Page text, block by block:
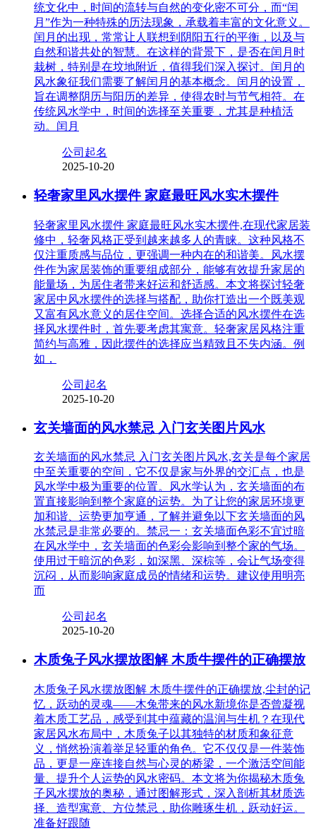
统文化中，时间的流转与自然的变化密不可分，而“闰
月”作为一种特殊的历法现象，承载着丰富的文化意义。
闰月的出现，常常让人联想到阴阳五行的平衡，以及与
自然和谐共处的智慧。在这样的背景下，是否在闰月时
栽树，特别是在坟地附近，值得我们深入探讨。闰月的
风水象征我们需要了解闰月的基本概念。闰月的设置，
旨在调整阴历与阳历的差异，使得农时与节气相符。在
传统风水学中，时间的选择至关重要，尤其是种植活
动。闰月
公司起名
2025-10-20
轻奢家里风水摆件 家庭最旺风水实木摆件
轻奢家里风水摆件 家庭最旺风水实木摆件,在现代家居装
修中，轻奢风格正受到越来越多人的青睐。这种风格不
仅注重质感与品位，更强调一种内在的和谐美。风水摆
件作为家居装饰的重要组成部分，能够有效提升家居的
能量场，为居住者带来好运和舒适感。本文将探讨轻奢
家居中风水摆件的选择与搭配，助你打造出一个既美观
又富有风水意义的居住空间。选择合适的风水摆件在选
择风水摆件时，首先要考虑其寓意。轻奢家居风格注重
简约与高雅，因此摆件的选择应当精致且不失内涵。例
如，
公司起名
2025-10-20
玄关墙面的风水禁忌 入门玄关图片风水
玄关墙面的风水禁忌 入门玄关图片风水,玄关是每个家居
中至关重要的空间，它不仅是家与外界的交汇点，也是
风水学中极为重要的位置。风水学认为，玄关墙面的布
置直接影响到整个家庭的运势。为了让您的家居环境更
加和谐、运势更加亨通，了解并避免以下玄关墙面的风
水禁忌是非常必要的。禁忌一：玄关墙面色彩不宜过暗
在风水学中，玄关墙面的色彩会影响到整个家的气场。
使用过于暗沉的色彩，如深黑、深棕等，会让气场变得
沉闷，从而影响家庭成员的情绪和运势。建议使用明亮
而
公司起名
2025-10-20
木质兔子风水摆放图解 木质牛摆件的正确摆放
木质兔子风水摆放图解 木质牛摆件的正确摆放,尘封的记
忆，跃动的灵魂——木兔带来的风水新境你是否曾凝视
着木质工艺品，感受到其中蕴藏的温润与生机？在现代
家居风水布局中，木质兔子以其独特的材质和象征意
义，悄然扮演着举足轻重的角色。它不仅仅是一件装饰
品，更是一座连接自然与心灵的桥梁，一个激活空间能
量、提升个人运势的风水密码。本文将为你揭秘木质兔
子风水摆放的奥秘，通过图解形式，深入剖析其材质选
择、造型寓意、方位禁忌，助你雕琢生机，跃动好运。
准备好跟随